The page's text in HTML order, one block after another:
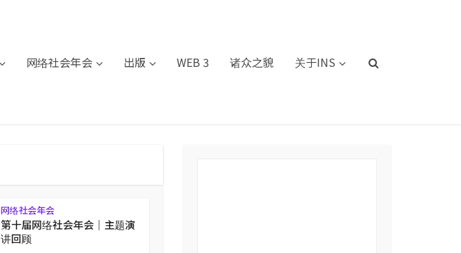
网络社会年会 出版 WEB 3 诸众之貌 关于INS
网络社会年会
第十届网络社会年会｜主题演
讲回顾